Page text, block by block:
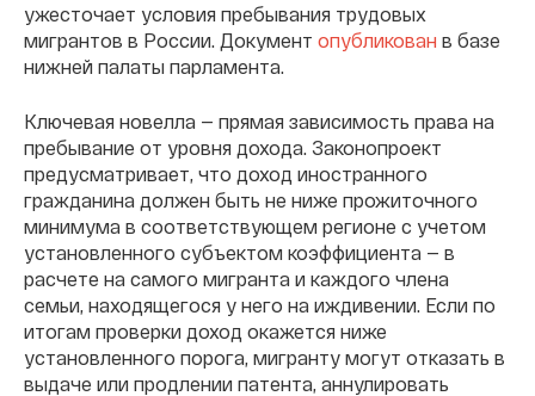
ужесточает условия пребывания трудовых
мигрантов в России. Документ опубликован в базе
нижней палаты парламента.
Ключевая новелла — прямая зависимость права на
пребывание от уровня дохода. Законопроект
предусматривает, что доход иностранного
гражданина должен быть не ниже прожиточного
минимума в соответствующем регионе с учетом
установленного субъектом коэффициента — в
расчете на самого мигранта и каждого члена
семьи, находящегося у него на иждивении. Если по
итогам проверки доход окажется ниже
установленного порога, мигранту могут отказать в
выдаче или продлении патента, аннулировать